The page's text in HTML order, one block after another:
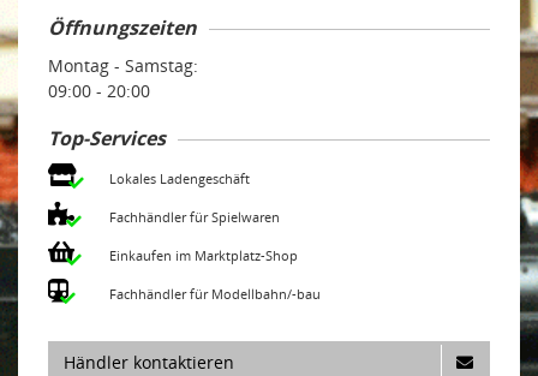
Öffnungszeiten
Montag - Samstag:
09:00 - 20:00
Top-Services
Lokales Ladengeschäft
Fachhändler für Spielwaren
Einkaufen im Marktplatz-Shop
Fachhändler für Modellbahn/-bau
Händler kontaktieren